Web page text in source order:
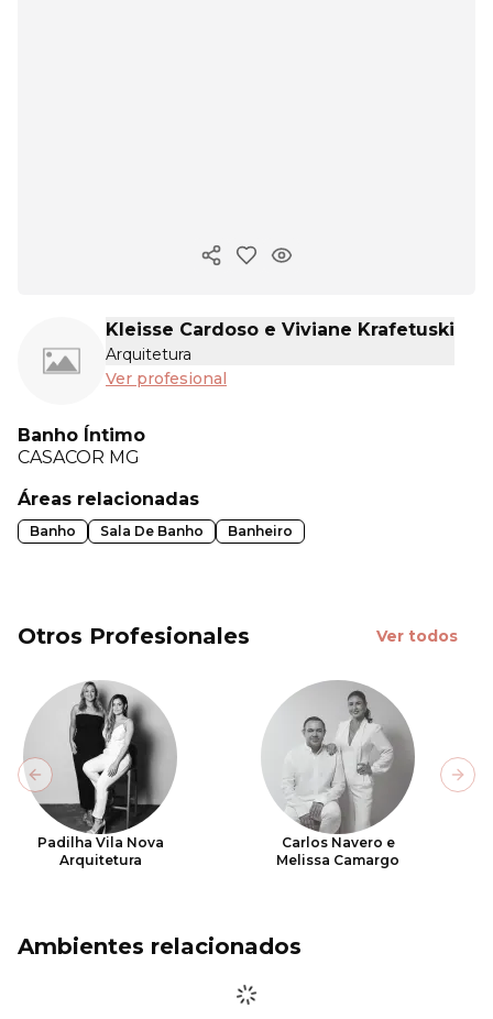
Copiar enlace
Kleisse Cardoso e Viviane Krafetuski
Arquitetura
Ver profesional
Banho Íntimo
CASACOR MG
Áreas relacionadas
Banho Sala De Banho Banheiro
Otros Profesionales Ver todos
Padilha Vila Nova
Arquitetura
Carlos Navero e
Melissa Camargo
Previous slide
Ambientes relacionados